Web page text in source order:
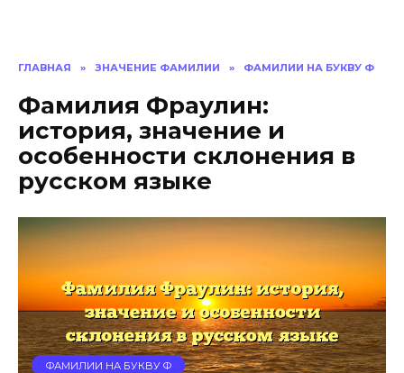
ГЛАВНАЯ » ЗНАЧЕНИЕ ФАМИЛИИ » ФАМИЛИИ НА БУКВУ Ф
Фамилия Фраулин:
история, значение и
особенности склонения в
русском языке
ФАМИЛИИ НА БУКВУ Ф